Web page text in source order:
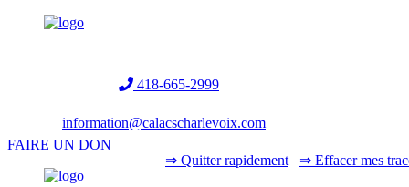
418-665-2999
information@calacscharlevoix.com
⇒ Quitter rapidement ⇒ Effacer mes
FAIRE UN DON